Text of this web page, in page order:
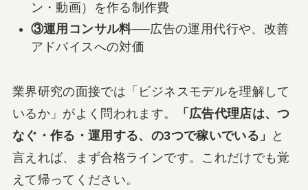
ン・動画）を作る制作費
③運用コンサル料──広告の運用代行や、改善
アドバイスへの対価
業界研究の面接では「ビジネスモデルを理解して
いるか」がよく問われます。
「広告代理店は、つ
なぐ・作る・運用する、の3つで稼いでいる」
と
言えれば、まず合格ラインです。これだけでも覚
えて帰ってください。